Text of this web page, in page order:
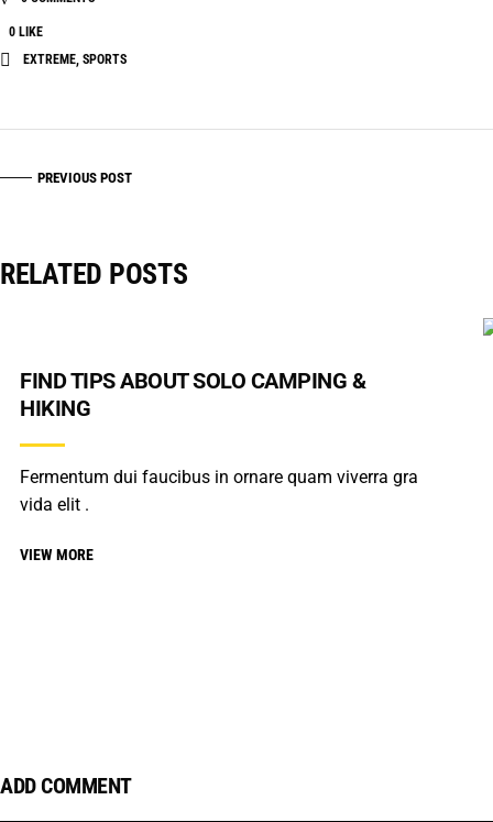
0 LIKE
EXTREME, SPORTS
PREVIOUS POST
RELATED POSTS
FIND TIPS ABOUT SOLO CAMPING &
HIKING
Fermentum dui faucibus in ornare quam viverra gra
vida elit .
VIEW MORE
ADD COMMENT